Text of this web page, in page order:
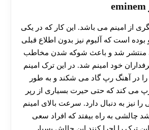
از امینم می باشد. این کار که در یکی
بوده است که آلبوم نیز بدون اطلاع قبلی
منتشر شد و باعث شوکه شدن مخاطب
خود امینم شد. در این ترک امینم
در آهنگ رپ گاد می شکند و به طور
می کند که حتی حیرت بسیاری از رپر
نیز به دنبال دارد. سرعت بالای امینم
چالشی به راه بیفتد که افراد سعی